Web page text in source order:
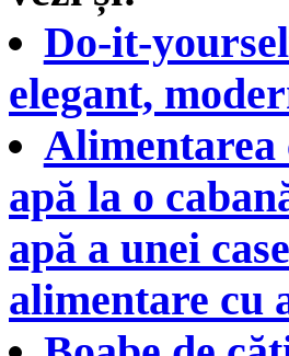
Do-it-
elegant,
Alimentarea
apă la o
apă a unei
alimentare cu